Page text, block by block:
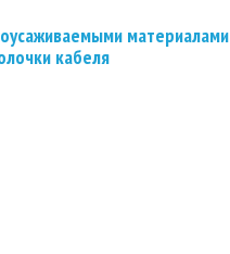
материалами
кабеля